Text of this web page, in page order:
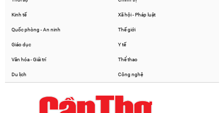
Kinh tế Xã hội - Pháp luật
Quốc phòng - An ninh Thế giới
Giáo dục Y tế
Văn hóa - Giải trí Thể thao
Du lịch Công nghệ